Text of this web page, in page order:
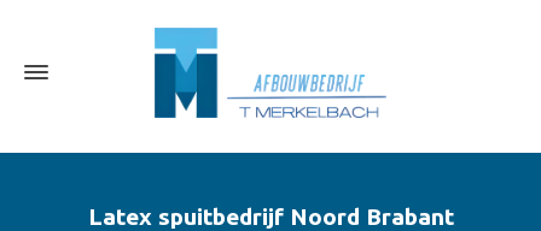
Latex spuitbedrijf Noord Brabant